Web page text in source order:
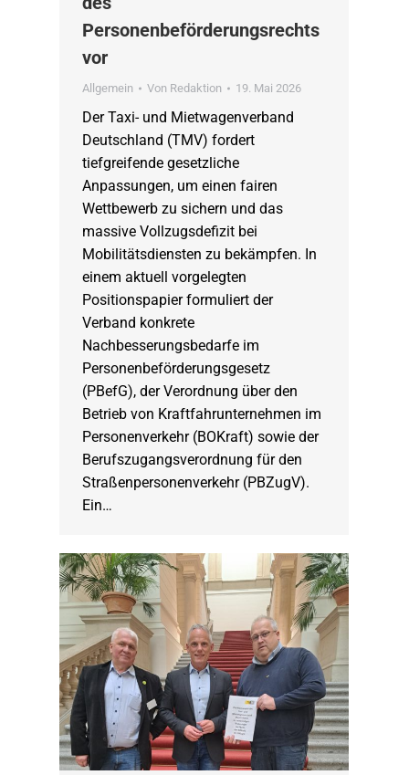
Personenbeförderungsrechts
vor
Allgemein Von Redaktion 19. Mai 2026
Der Taxi- und Mietwagenverband
Deutschland (TMV) fordert
tiefgreifende gesetzliche
Anpassungen, um einen fairen
Wettbewerb zu sichern und das
massive Vollzugsdefizit bei
Mobilitätsdiensten zu bekämpfen. In
einem aktuell vorgelegten
Positionspapier formuliert der
Verband konkrete
Nachbesserungsbedarfe im
Personenbeförderungsgesetz
(PBefG), der Verordnung über den
Betrieb von Kraftfahrunternehmen im
Personenverkehr (BOKraft) sowie der
Berufszugangsverordnung für den
Straßenpersonenverkehr (PBZugV).
Ein…